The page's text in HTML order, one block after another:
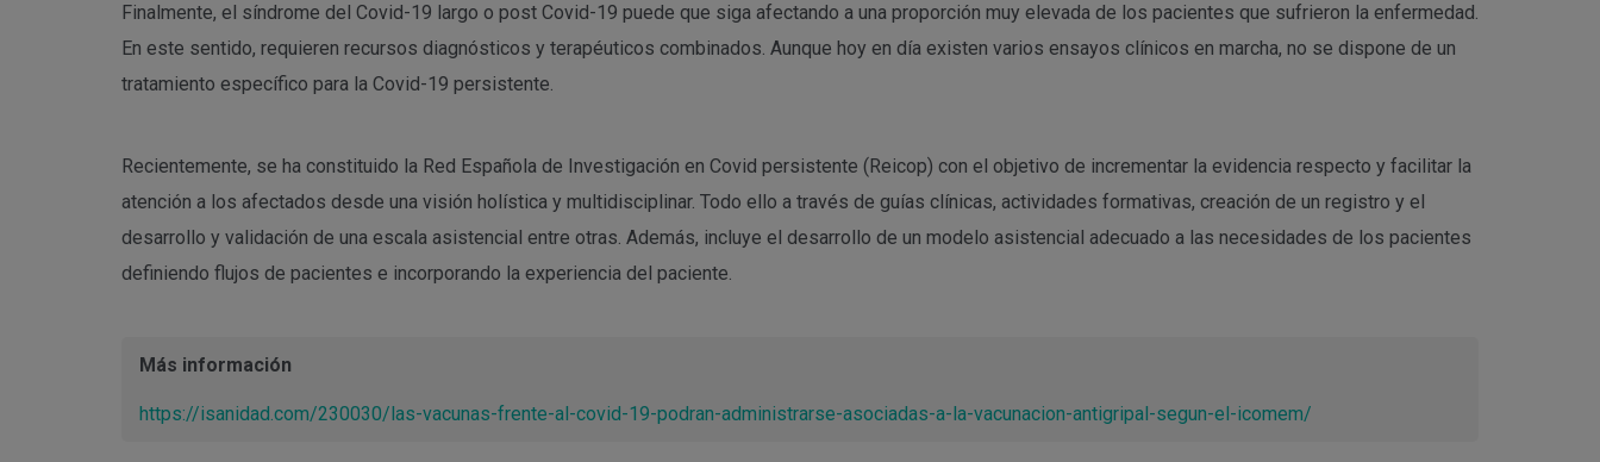
Finalmente, el síndrome del Covid-19 largo o post Covid-19 puede que siga afectando a una proporción muy elevada de los pacientes que sufrieron la enfermedad.
En este sentido, requieren recursos diagnósticos y terapéuticos combinados. Aunque hoy en día existen varios ensayos clínicos en marcha, no se dispone de un
tratamiento específico para la Covid-19 persistente.
Recientemente, se ha constituido la Red Española de Investigación en Covid persistente (Reicop) con el objetivo de incrementar la evidencia respecto y facilitar la
atención a los afectados desde una visión holística y multidisciplinar. Todo ello a través de guías clínicas, actividades formativas, creación de un registro y el
desarrollo y validación de una escala asistencial entre otras. Además, incluye el desarrollo de un modelo asistencial adecuado a las necesidades de los pacientes
definiendo flujos de pacientes e incorporando la experiencia del paciente.
Más información
https://isanidad.com/230030/las-vacunas-frente-al-covid-19-podran-administrarse-asociadas-a-la-vacunacion-antigripal-segun-el-icomem/